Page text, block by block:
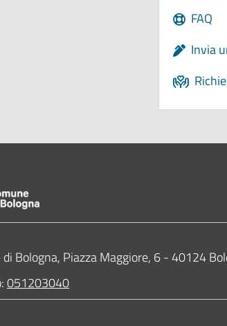
FAQ
Invia
di Comune di Bologna
di Bologna, Piazza Maggiore, 6 - 40124
051203040